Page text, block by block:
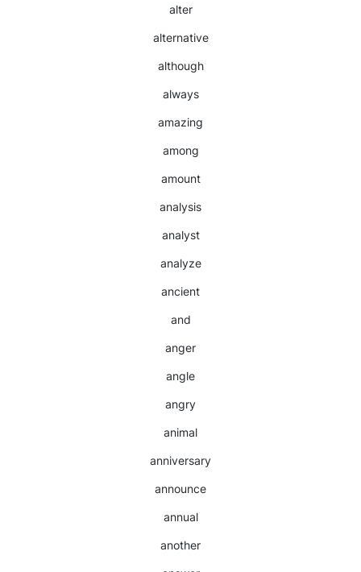
alter
alternative
although
always
amazing
among
amount
analysis
analyst
analyze
ancient
and
anger
angle
angry
animal
anniversary
announce
annual
another